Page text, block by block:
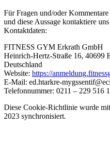
Für Fragen und/oder
und diese Aussage kontaktiere
Kontaktdaten:
FITNESS GYM Erkrath GmbH
Heinrich-Hertz-Straße 16, 40699
Deutschland
Website: https://
E-Mail: ed.htarkre-
Telefonnummer: 0211 – 229 516
Diese Cookie-Richtlinie wurde mit
2023 synchronisiert.